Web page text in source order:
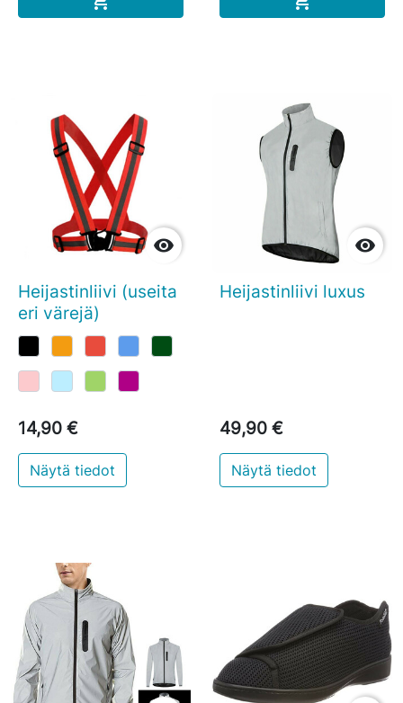

Heijastinliivi (useita
eri värejä)
14,90 €
Näytä tiedot

Heijastinliivi luxus
49,90 €
Näytä tiedot